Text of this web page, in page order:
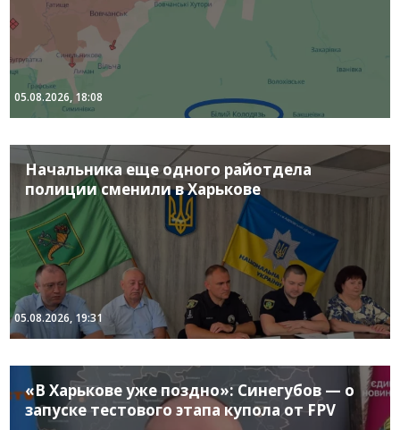
05.08.2026, 18:08
Начальника еще одного райотдела
полиции сменили в Харькове
05.08.2026, 19:31
«В Харькове уже поздно»: Синегубов — о
запуске тестового этапа купола от FPV